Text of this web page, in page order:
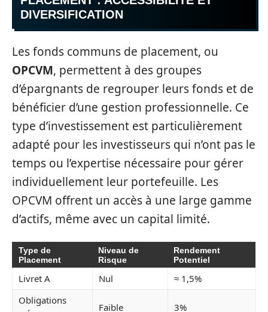
DIVERSIFICATION
Les fonds communs de placement, ou
OPCVM, permettent à des groupes
d’épargnants de regrouper leurs fonds et de
bénéficier d’une gestion professionnelle. Ce
type d’investissement est particulièrement
adapté pour les investisseurs qui n’ont pas le
temps ou l’expertise nécessaire pour gérer
individuellement leur portefeuille. Les
OPCVM offrent un accès à une large gamme
d’actifs, même avec un capital limité.
Type de
Placement
Niveau de
Risque
Rendement
Potentiel
Livret A Nul
≈ 1,5%
Obligations
Faible 3%